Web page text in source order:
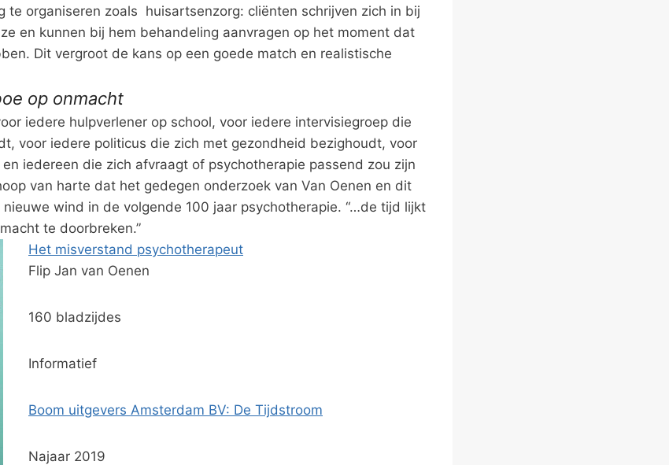
te organiseren zoals huisartsenzorg: cliënten schrijven zich in bij
en kunnen bij hem behandeling aanvragen op het moment dat
Dit vergroot de kans op een goede match en realistische
op onmacht
iedere hulpverlener op school, voor iedere intervisiegroep die
voor iedere politicus die zich met gezondheid bezighoudt, voor
iedereen die zich afvraagt of psychotherapie passend zou zijn
van harte dat het gedegen onderzoek van Van Oenen en dit
wind in de volgende 100 jaar psychotherapie. “…de tijd lijkt
te doorbreken.”
Het misverstand psychotherapeut
Flip Jan van Oenen
160 bladzijdes
Informatief
Boom uitgevers Amsterdam BV: De Tijdstroom
Najaar 2019